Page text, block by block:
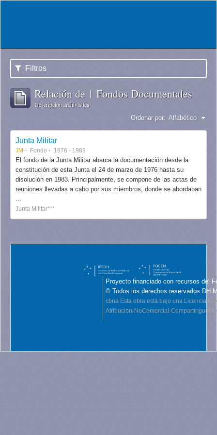
Filtros
Relación de 1 Fondos Documentales
Descripción archivística
Ordenar por: Alfabético
Junta Militar
JM Fondo 1976 - 1983
El fondo de la Junta Militar abarca la documentación desde la
constitución de esta Junta el 24 de marzo de 1976 hasta su
disolución en 1983. Principalmente, se compone de las actas de
reuniones llevadas a cabo por sus miembros, donde se abordaban
...
Junta Militar***
Proyecto financiado con recursos del
© Todos los derechos reservados DH
cbna Esta obra está bajo una Licencia
Atribución-NoComercial-CompartirIgual